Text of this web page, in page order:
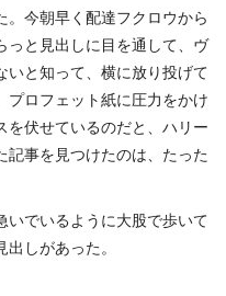
。今朝早く配達フクロウから
っと見出しに目を通して、ヴ
いと知って、横に放り投げて
プロフェット紙に圧力をかけ
を伏せているのだと、ハリー
記事を見つけたのは、たった
いでいるように大股で歩いて
しがあった。